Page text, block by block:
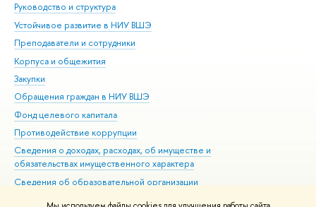
Руководство и структура
Устойчивое развитие в НИУ ВШЭ
Преподаватели и сотрудники
Корпуса и общежития
Закупки
Обращения граждан в НИУ ВШЭ
Фонд целевого капитала
Противодействие коррупции
Сведения о доходах, расходах, об имуществе и
обязательствах имущественного характера
Сведения об образовательной организации
Людям с ограниченными возможностями здоровья